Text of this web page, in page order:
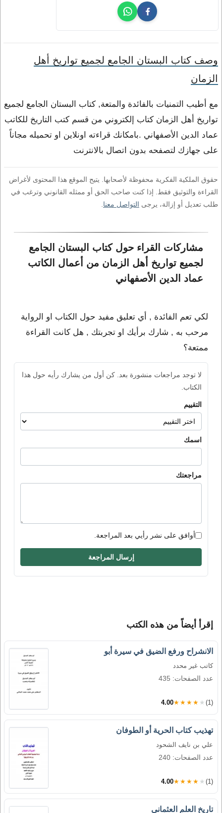
وصف كتاب البستان الجامع لجميع تواريخ أهل
الزمان
مع أطيب التمنيات بالفائدة والمتعة, كتاب البستان الجامع لجميع
تواريخ أهل الزمان كتاب إلكتروني من قسم كتب التاريخ للكاتب
عماد الدين الأصفهاني .بامكانك قراءته اونلاين او تحميله مجاناً
على جهازك لتصفحه بدون اتصال بالانترنت
حقوق الملكية الفكرية محفوظة لأصحابها. يتيح الموقع هذا المحتوى لأغراض
القراءة والتوثيق فقط. إذا كنت صاحب الحق أو ممثله القانوني وترغب في
طلب تعديل أو إزالة، يرجى التواصل معنا
مشاركات القراء حول كتاب البستان الجامع
لجميع تواريخ أهل الزمان من أعمال الكاتب
عماد الدين الأصفهاني
لكي تعم الفائدة , أي تعليق مفيد حول الكتاب او الرواية
مرحب به , شارك برأيك او تجربتك , هل كانت القراءة
ممتعة؟
لا توجد مراجعات منشورة بعد. كن أول من يشارك رأيه حول هذا
الكتاب.
التقييم
اسمك
مراجعتك
أوافق على نشر رأيي بعد المراجعة.
إرسال المراجعة
إقرأ أيضاً من هذه الكتب
الانشراح ورفع الضيق في سيرة أبو
كاتب غير محدد
عدد الصفحات: 435
4.00★★★★★ (1)
تهذيب كتاب الحرية أو الطوفان
علي بن نايف الشحود
عدد الصفحات: 240
4.00★★★★★ (1)
تاريخ العلم العثماني